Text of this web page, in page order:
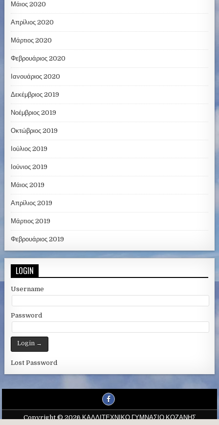
Μάιος 2020
Απρίλιος 2020
Μάρτιος 2020
Φεβρουάριος 2020
Ιανουάριος 2020
Δεκέμβριος 2019
Νοέμβριος 2019
Οκτώβριος 2019
Ιούλιος 2019
Ιούνιος 2019
Μάιος 2019
Απρίλιος 2019
Μάρτιος 2019
Φεβρουάριος 2019
LOGIN
Username
Password
Lost Password
Copyright © 2026 ΚΑΛΛΙΤΕΧΝΙΚΟ ΓΥΜΝΑΣΙΟ ΚΟΖΑΝΗΣ